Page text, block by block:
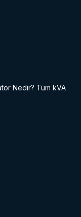
Nedir? Tüm kVA